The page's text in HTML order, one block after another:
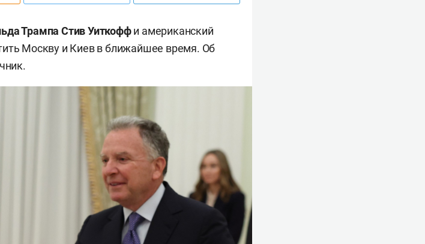
Трампа Стив Уиткоффи американский
Москву и Киев в ближайшее время. Об